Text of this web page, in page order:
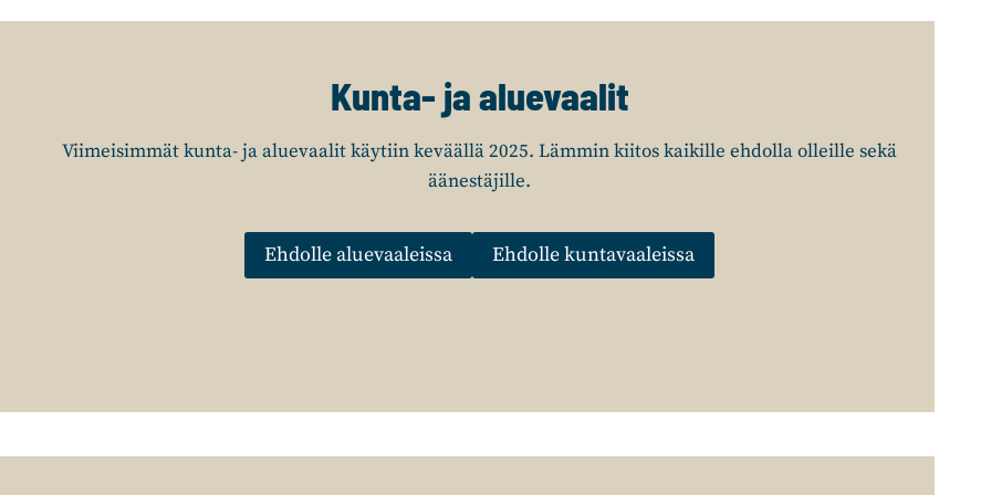
Kunta- ja aluevaalit
Viimeisimmät kunta- ja aluevaalit käytiin keväällä 2025. Lämmin kiitos kaikille ehdolla olleille sekä
äänestäjille.
Ehdolle aluevaaleissa Ehdolle kuntavaaleissa